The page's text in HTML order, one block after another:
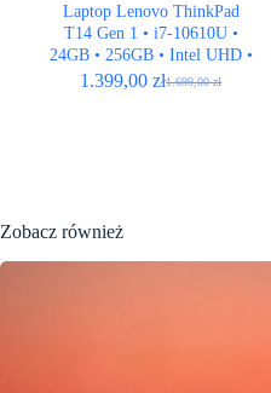
Laptop Lenovo ThinkPad
T14 Gen 1 • i7-10610U •
24GB • 256GB • Intel UHD •
14,1″ Full HD • QWERTY
1.699,00zł
Pierwotna
1.399,00zł
Aktualna
Zobacz również